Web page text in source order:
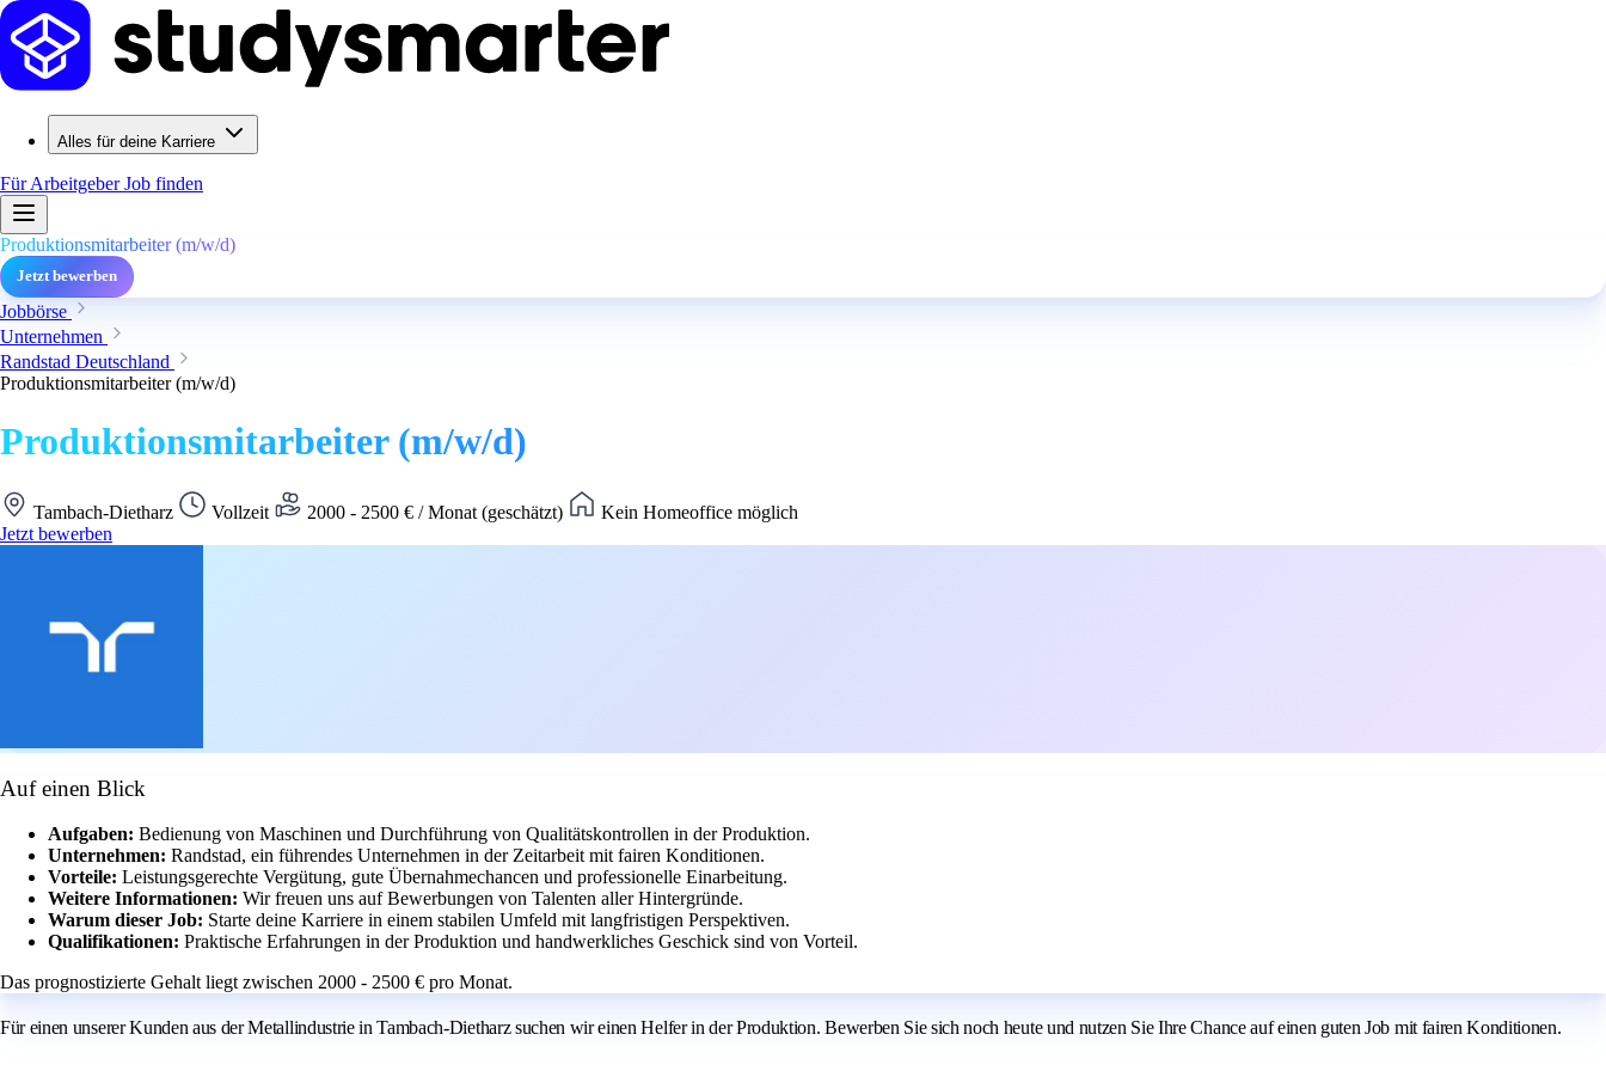
Alles für deine Karriere
Für ArbeitgeberJob finden
Produktionsmitarbeiter (m/w/d)
Jetzt bewerben
Jobbörse
Unternehmen
Randstad Deutschland
Produktionsmitarbeiter (m/w/d)
Produktionsmitarbeiter (m/w/d)
Tambach-Dietharz Vollzeit 2000 - 2500 € / Monat (geschätzt)
Kein Homeoffice möglich
Jetzt bewerben
Auf einen Blick
Aufgaben: Bedienung von Maschinen und Durchführung von Qualitätskontrollen in der Produktion.
Unternehmen: Randstad, ein führendes Unternehmen in der Zeitarbeit mit fairen Konditionen.
Vorteile: Leistungsgerechte Vergütung, gute Übernahmechancen und professionelle Einarbeitung.
Weitere Informationen: Wir freuen uns auf Bewerbungen von Talenten aller Hintergründe.
Warum dieser Job: Starte deine Karriere in einem stabilen Umfeld mit langfristigen Perspektiven.
Qualifikationen: Praktische Erfahrungen in der Produktion und handwerkliches Geschick sind von Vorteil.
Das prognostizierte Gehalt liegt zwischen 2000 - 2500 € pro Monat.
Für einen unserer Kunden aus der Metallindustrie in Tambach-Dietharz suchen wir einen Helfer in der Produktion. Bewerben Sie sich noch heute und nutzen Sie Ihre Chance auf einen guten Job mit fairen Konditionen.